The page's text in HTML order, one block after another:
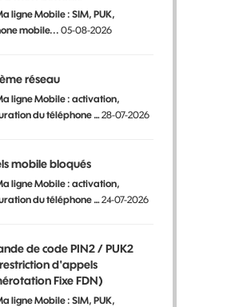
ligne Mobile : SIM, PUK,
mobile... 05-08-2026
réseau
ligne Mobile : activation,
du téléphone …28-07-2026
mobile bloqués
ligne Mobile : activation,
du téléphone …24-07-2026
de code PIN2 / PUK2
d'appels
Fixe FDN)
ligne Mobile : SIM, PUK,